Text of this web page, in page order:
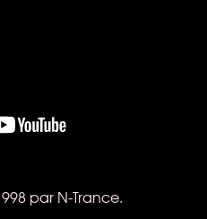
par N-Trance.